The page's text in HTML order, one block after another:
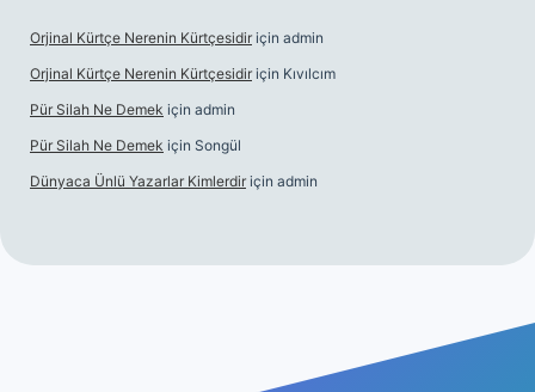
Orjinal Kürtçe Nerenin Kürtçesidir için admin
Orjinal Kürtçe Nerenin Kürtçesidir için Kıvılcım
Pür Silah Ne Demek için admin
Pür Silah Ne Demek için Songül
Dünyaca Ünlü Yazarlar Kimlerdir için admin